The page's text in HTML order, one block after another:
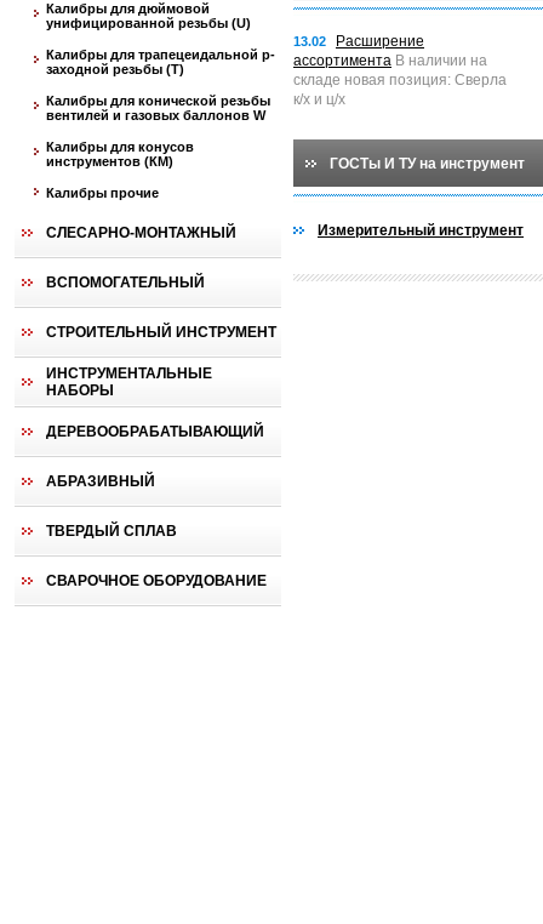
Калибры для дюймовой
унифицированной резьбы (U)
Калибры для трапецеидальной p-
заходной резьбы (T)
Калибры для конической резьбы
вентилей и газовых баллонов W
Калибры для конусов
инструментов (КМ)
Калибры прочие
СЛЕСАРНО-МОНТАЖНЫЙ
ВСПОМОГАТЕЛЬНЫЙ
СТРОИТЕЛЬНЫЙ ИНСТРУМЕНТ
ИНСТРУМЕНТАЛЬНЫЕ
НАБОРЫ
ДЕРЕВООБРАБАТЫВАЮЩИЙ
АБРАЗИВНЫЙ
ТВЕРДЫЙ СПЛАВ
СВАРОЧНОЕ ОБОРУДОВАНИЕ
13.02
Расширение
ассортимента В наличии на
складе новая позиция: Сверла
к/х и ц/х
ГОСТы И ТУ на инструмент
Измерительный инструмент